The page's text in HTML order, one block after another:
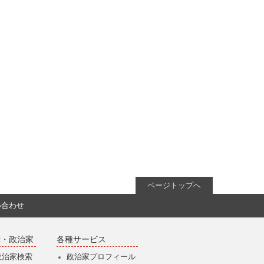
ページトップへ
わせ
政治家
治家検索
各種サービス
政治家プロフィール